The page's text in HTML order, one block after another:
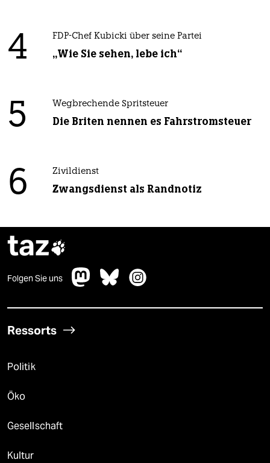
4 FDP-Chef Kubicki über seine Partei
„Wie Sie sehen, lebe ich“
5 Wegbrechende Spritsteuer
Die Briten nennen es Fahrstromsteuer
6 Zivildienst
Zwangsdienst als Randnotiz
taz
Folgen Sie uns
Ressorts
Politik
Öko
Gesellschaft
Kultur